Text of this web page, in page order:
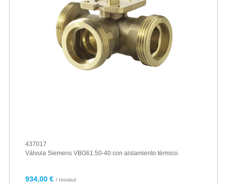
437017
Válvula Siemens VBG61.50-40 con aislamiento térmico
934,00 € / Unidad